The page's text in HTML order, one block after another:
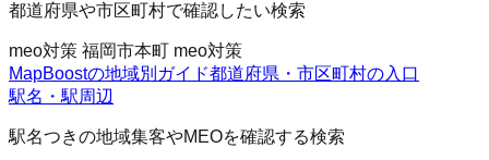
都道府県や市区町村で確認したい検索
meo対策 福岡市本町 meo対策
MapBoostの地域別ガイド都道府県・市区町村の入口
駅名・駅周辺
駅名つきの地域集客やMEOを確認する検索